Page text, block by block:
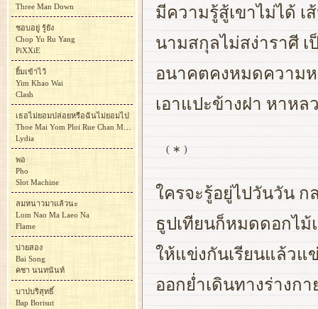
มีความรู้สู้เขาไม่ได้ เ
นามสกุลไม่สง่าราศี
อนาคตคงหมดความ
เอาแปะข้างฝา หาห
( ∗ )
ใครจะรู้อยู่ไปวันวัน
ธูปเทียนก็หมดดอกไม้
ให้แข่งกันเรียนแล้วแ
ออกย่ำเดินทางร่างก
Three Man Down
ชอบอยู่ รู้ยัง
Chop Yu Ru Yang
PiXXiE
ยิ้มเข้าไว้
Yim Khao Wai
Clash
เธอไม่ยอมปล่อยหรือฉันไม่ยอมไป
Thoe Mai Yom Ploi Rue Chan Mai Yom Pai
Lydia
พอ
Pho
Slot Machine
ลมหนาวมาแล้วนะ
Lom Nao Ma Laeo Na
Flame
บ่ายสอง
Bai Song
คชา นนทนันท์
บาปบริสุทธิ์
Bap Borisut